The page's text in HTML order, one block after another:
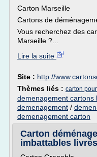
Carton Marseille
Cartons de
Vous recherchez des
Marseille ?...
Lire la suite
Site : http://
Thèmes liés : carton
demenagement cartons
demenagement /
demenagement carton
Carton
imbattables